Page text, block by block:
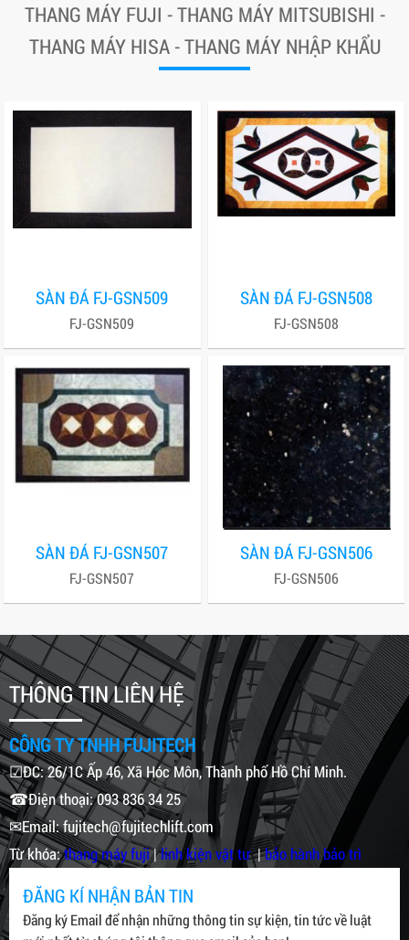
THANG MÁY FUJI - THANG MÁY MITSUBISHI -
THANG MÁY HISA - THANG MÁY NHẬP KHẨU
SÀN ĐÁ FJ-GSN509
FJ-GSN509
SÀN ĐÁ FJ-GSN508
FJ-GSN508
SÀN ĐÁ FJ-GSN507
FJ-GSN507
SÀN ĐÁ FJ-GSN506
FJ-GSN506
THÔNG TIN LIÊN HỆ
CÔNG TY TNHH FUJITECH
☑ĐC: 26/1C Ấp 46, Xã Hóc Môn, Thành phố Hồ Chí Minh.
☎Điện thoại: 093 836 34 25
✉Email: fujitech@fujitechlift.com
Từ khóa:thang máy fuji|linh kiện vật tư|bảo hành bảo trì
ĐĂNG KÍ NHẬN BẢN TIN
Đăng ký Email để nhận những thông tin sự kiện, tin tức về luật